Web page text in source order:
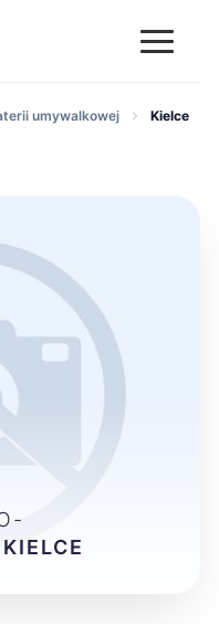
umywalkowej Kielce
KIELCE